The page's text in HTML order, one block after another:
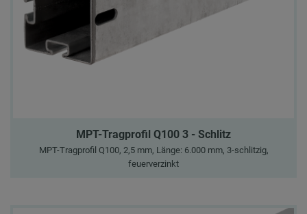
MPT-Tragprofil Q100 3 - Schlitz
MPT-Tragprofil Q100, 2,5 mm, Länge: 6.000 mm, 3-schlitzig,
feuerverzinkt